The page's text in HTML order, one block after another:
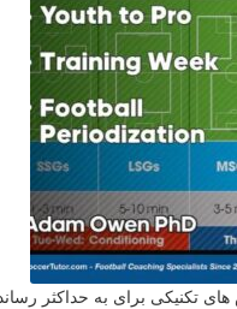
تکنیکی برای به حداکثر